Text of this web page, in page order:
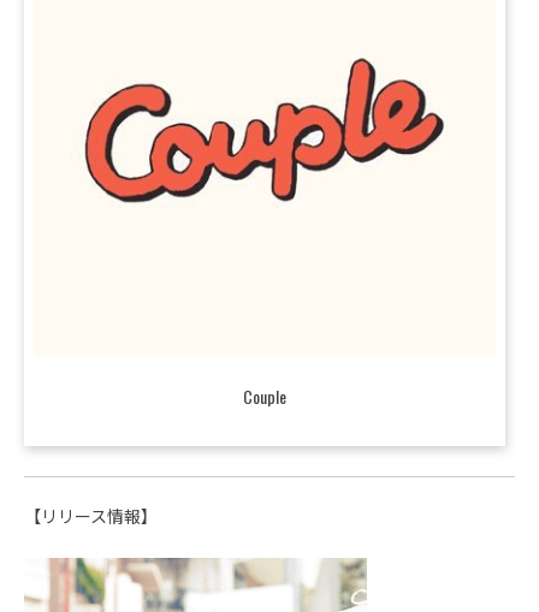
Couple
【リリース情報】